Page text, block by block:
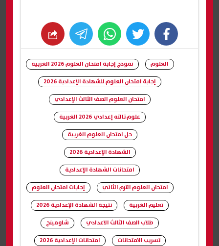
facebook
twitter
whats
العلوم
نموذج إجابة امتحان العلوم 2026 الغربية
إجابة امتحان العلوم للشهادة الإعدادية 2026
امتحان العلوم الصف الثالث الإعدادي
علوم تالته إعدادي 2026 الغربية
حل امتحان العلوم الغربية
الشهادة الإعدادية 2026
امتحانات الشهادة الإعدادية
امتحان العلوم الترم الثاني
إجابات امتحان العلوم
تعليم الغربية
نتيجة الشهادة الإعدادية 2026
طلاب الصف الثالث الاعدادي
شاومينج
تسريب الامتحانات
امتحانات الإعدادية 2026